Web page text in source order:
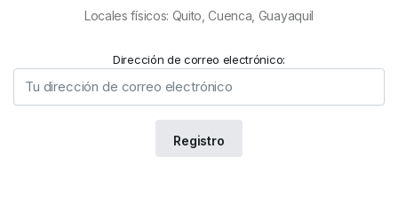
Locales físicos: Quito, Cuenca, Guayaquil
Dirección de correo electrónico: